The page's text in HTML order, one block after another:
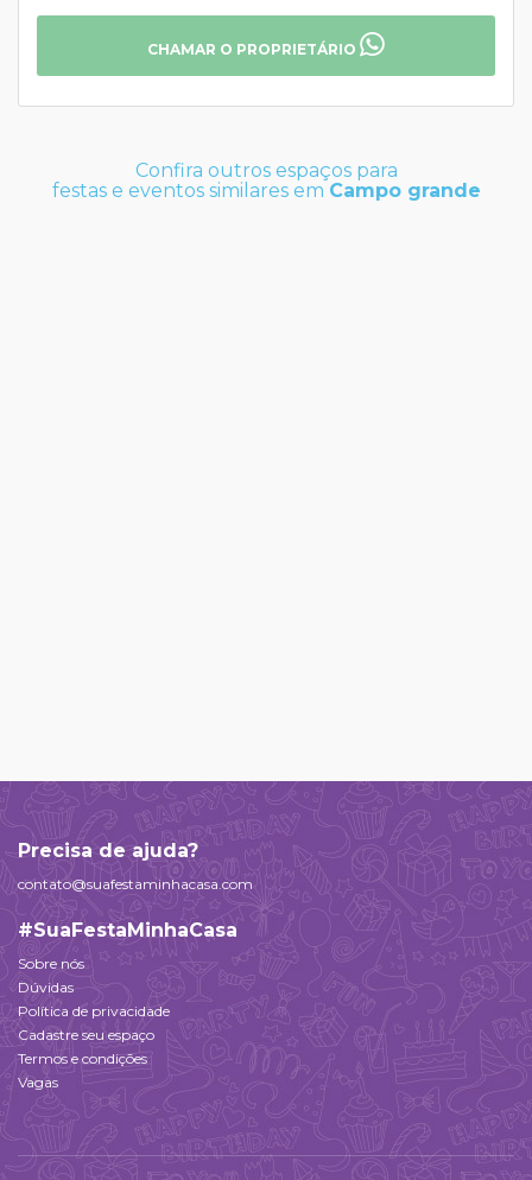
CHAMAR O PROPRIETÁRIO
Confira outros espaços para
festas e eventos similares em Campo grande
Precisa de ajuda?
contato@suafestaminhacasa.com
#SuaFestaMinhaCasa
Sobre nós
Dúvidas
Política de privacidade
Cadastre seu espaço
Termos e condições
Vagas